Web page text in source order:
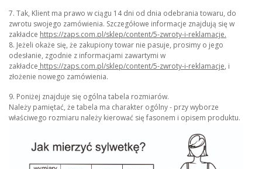
7. Tak, Klient ma prawo w ciągu 14 dni od dnia odebrania towaru, do
zwrotu swojego zamówienia. Szczegółowe informacje znajdują się w
zakładce https://zaps.com.pl/sklep/content/5-zwroty-i-reklamacje.
8. Jeżeli okaże się, że zakupiony towar nie pasuje, prosimy o jego
odesłanie, zgodnie z informacjami zawartymi w
zakładce https://zaps.com.pl/sklep/content/5-zwroty-i-reklamacje, i
złożenie nowego zamówienia.
9. Poniżej znajduje się ogólna tabela rozmiarów.
Należy pamiętać, że tabela ma charakter ogólny - przy wyborze
właściwego rozmiaru należy kierować się fasonem i opisem produktu.